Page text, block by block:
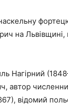
на
Нагірний
автор
відомий